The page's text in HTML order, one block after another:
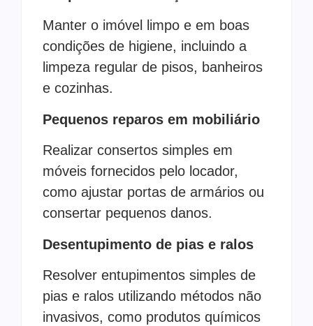
Manter o imóvel limpo e em boas
condições de higiene, incluindo a
limpeza regular de pisos, banheiros
e cozinhas.
Pequenos reparos em mobiliário
Realizar consertos simples em
móveis fornecidos pelo locador,
como ajustar portas de armários ou
consertar pequenos danos.
Desentupimento de pias e ralos
Resolver entupimentos simples de
pias e ralos utilizando métodos não
invasivos, como produtos químicos